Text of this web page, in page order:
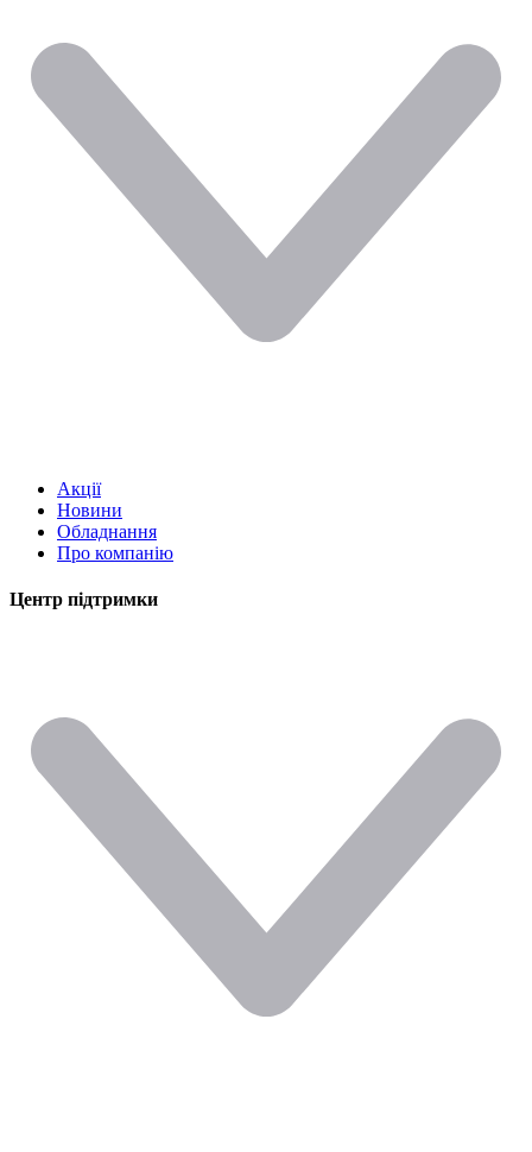
Акції
Новини
Обладнання
Про компанію
Центр підтримки